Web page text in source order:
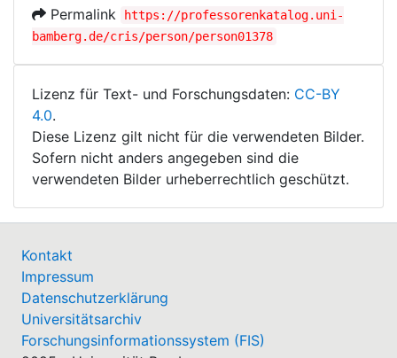
Permalink
https://professorenkatalog.uni-
bamberg.de/cris/person/person01378
Lizenz für Text- und Forschungsdaten: CC-BY
4.0.
Diese Lizenz gilt nicht für die verwendeten Bilder.
Sofern nicht anders angegeben sind die
verwendeten Bilder urheberrechtlich geschützt.
Kontakt
Impressum
Datenschutzerklärung
Universitätsarchiv
Forschungsinformationssystem (FIS)